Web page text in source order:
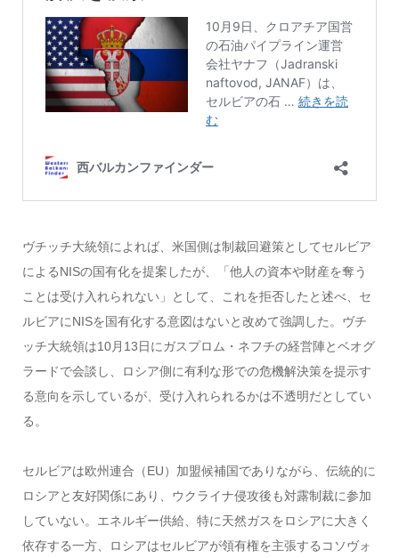
ヴチッチ大統領によれば、米国側は制裁回避策としてセルビア
によるNISの国有化を提案したが、「他人の資本や財産を奪う
ことは受け入れられない」として、これを拒否したと述べ、セ
ルビアにNISを国有化する意図はないと改めて強調した。ヴチ
ッチ大統領は10月13日にガスプロム・ネフチの経営陣とベオグ
ラードで会談し、ロシア側に有利な形での危機解決策を提示す
る意向を示しているが、受け入れられるかは不透明だとしてい
る。
セルビアは欧州連合（EU）加盟候補国でありながら、伝統的に
ロシアと友好関係にあり、ウクライナ侵攻後も対露制裁に参加
していない。エネルギー供給、特に天然ガスをロシアに大きく
依存する一方、ロシアはセルビアが領有権を主張するコソヴォ